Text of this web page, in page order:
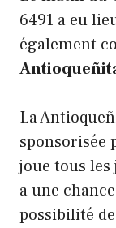
6491 a eu
également
La
sponsorisée
joue tous
a une
possibilité